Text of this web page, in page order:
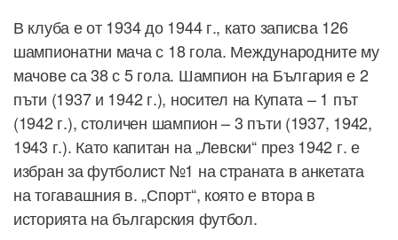
В клуба е от 1934 до 1944 г., като записва 126
шампионатни мача с 18 гола. Международните му
мачове са 38 с 5 гола. Шампион на България е 2
пъти (1937 и 1942 г.), носител на Купата – 1 път
(1942 г.), столичен шампион – 3 пъти (1937, 1942,
1943 г.). Като капитан на „Левски“ през 1942 г. е
избран за футболист №1 на страната в анкетата
на тогавашния в. „Спорт“, която е втора в
историята на българския футбол.